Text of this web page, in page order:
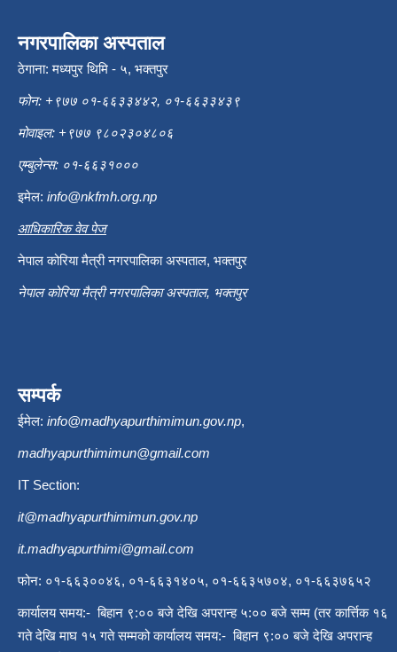
नगरपालिका अस्पताल
ठेगाना: मध्यपुर थिमि - ५, भक्तपुर
फोन: +९७७ ०१-६६३३४४२, ०१-६६३३४३९
मोवाइल: +९७७ ९८०२३०४८०६
एम्बुलेन्स: ०१-६६३१०००
इमेल: info@nkfmh.org.np
आधिकारिक वेव पेज
नेपाल कोरिया मैत्री नगरपालिका अस्पताल, भक्तपुर
नेपाल कोरिया मैत्री नगरपालिका अस्पताल, भक्तपुर
सम्पर्क
ईमेल: info@madhyapurthimimun.gov.np,
madhyapurthimimun@gmail.com
IT Section:
it@madhyapurthimimun.gov.np
it.madhyapurthimi@gmail.com
फोन: ०१-६६३००४६, ०१-६६३१४०५, ०१-६६३५७०४, ०१-६६३७६५२
कार्यालय समय:- बिहान ९:०० बजे देखि अपरान्ह ५:०० बजे सम्म (तर कार्त्तिक १६
गते देखि माघ १५ गते सम्मको कार्यालय समय:- बिहान ९:०० बजे देखि अपरान्ह